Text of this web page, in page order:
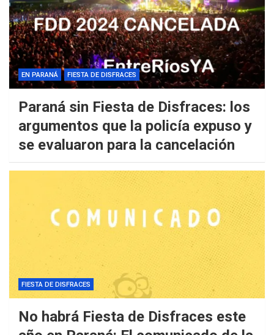
EN PARANÁ FIESTA DE DISFRACES
Paraná sin Fiesta de Disfraces: los
argumentos que la policía expuso y
se evaluaron para la cancelación
FIESTA DE DISFRACES
No habrá Fiesta de Disfraces este